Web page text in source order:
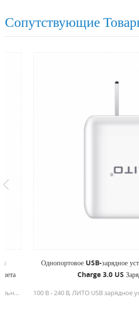
Сопутствующие
Однопортовое USB-зарядное
Charge 3.0 US Зарядное